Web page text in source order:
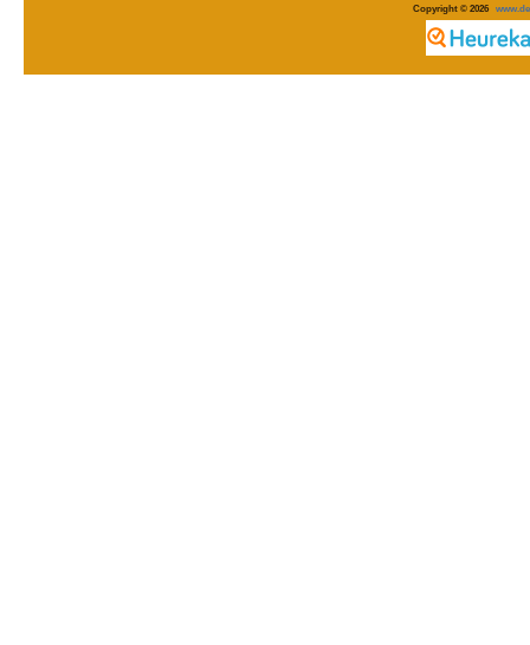
Copyright © 2026